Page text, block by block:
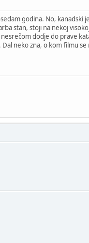
godina. No, kanadski
stan, stoji na nekoj
dodje do prave
neko zna, o kom filmu se